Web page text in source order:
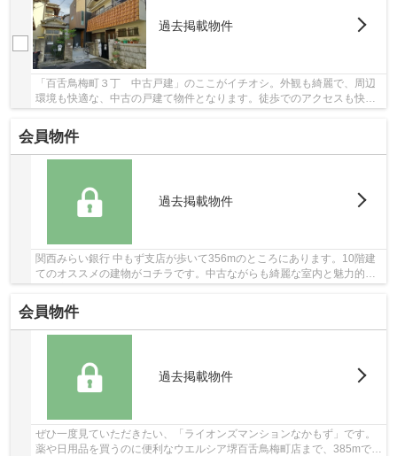
過去掲載物件
「百舌鳥梅町３丁 中古戸建」のここがイチオシ。外観も綺麗で、周辺
環境も快適な、中古の戸建て物件となります。徒歩でのアクセスも快適
会員物件
過去掲載物件
関西みらい銀行 中もず支店が歩いて356mのところにあります。10階建
てのオススメの建物がコチラです。中古ながらも綺麗な室内と魅力的な
住環境のマンションです。こちらのエレベーター...
会員物件
過去掲載物件
ぜひ一度見ていただきたい、「ライオンズマンションなかもず」です。
薬や日用品を買うのに便利なウエルシア堺百舌鳥梅町店まで、385mで